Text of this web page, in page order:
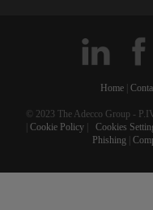
Home
© 2023 The Adecco Group -
Cookie Policy Cookies
Phishing